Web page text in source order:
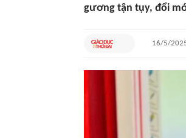
gương tận tụy, đổi
16/5/